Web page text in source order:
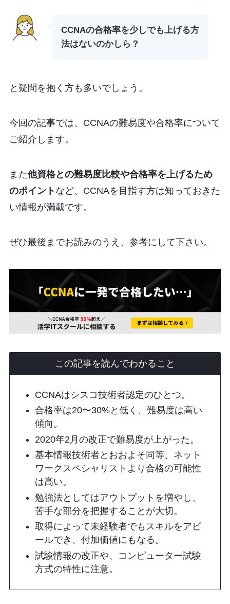
CCNAの合格率を少しでも上げる方
法はないのかしら？
と疑問を抱く方も多いでしょう。
今回の記事では、CCNAの難易度や合格率について
ご紹介します。
また他資格との難易度比較や合格率を上げるため
のポイント など、CCNAを目指す方は知っておきた
い情報が満載です。
ぜひ最後までお読みのうえ、参考にして下さい。
この記事を読んでわかること
CCNAはシスコ技術者認定のひとつ。
合格率は20〜30%と低く、難易度は高い
傾向。
2020年2月の改正で難易度が上がった。
基本情報技術者とおおよそ同等、ネット
ワークスペシャリストより合格の可能性
は高い。
勉強法としてはアウトプットを増やし、
苦手な部分を把握することが大切。
取得によって未経験者でもスキルをアピ
ールでき、付加価値にもなる。
試験情報の改正や、コンピューター試験
方式の特性に注意。